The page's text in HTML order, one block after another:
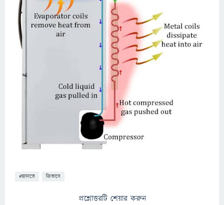
#জানতে কিভাবে
প্রশ্নোত্তরটি শেয়ার করুন